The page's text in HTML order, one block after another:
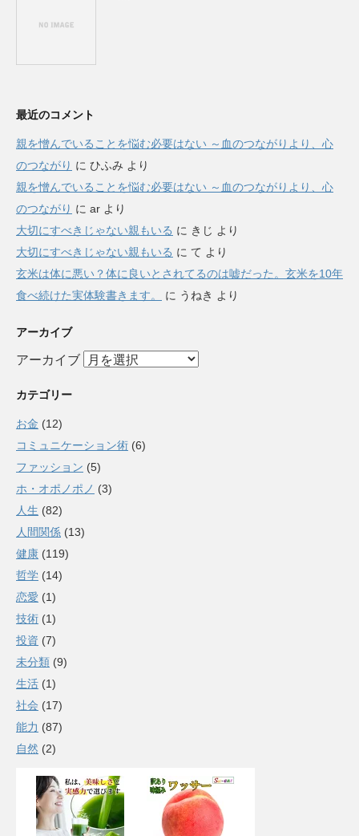
最近のコメント
親を憎んでいることを悩む必要はない ～血のつながりより、心
のつながり に ひふみ より
親を憎んでいることを悩む必要はない ～血のつながりより、心
のつながり に ar より
大切にすべきじゃない親もいる に きじ より
大切にすべきじゃない親もいる に て より
玄米は体に悪い？体に良いとされてるのは嘘だった。玄米を10年
食べ続けた実体験書きます。
に うねき より
アーカイブ
アーカイブ
カテゴリー
お金 (12)
コミュニケーション術 (6)
ファッション (5)
ホ・オポノポノ (3)
人生 (82)
人間関係 (13)
健康 (119)
哲学 (14)
恋愛 (1)
技術 (1)
投資 (7)
未分類 (9)
生活 (1)
社会 (17)
能力 (87)
自然 (2)